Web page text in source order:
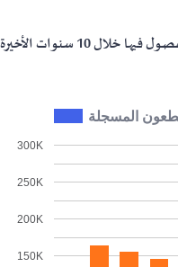
10 سنوات الأخيرة
المسجلة
150K
200K
250K
300K